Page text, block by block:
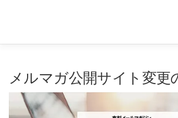
浴場市場
メルマガ公開サイト変更